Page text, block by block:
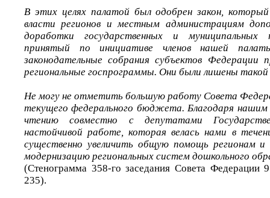
В этих целях палатой был одобрен закон,
власти регионов и местным администрациям
доработки государственных и
принятый по инициативе членов нашей
законодательные собрания субъектов Федерации
региональные госпрограммы. Они были лишены
Не могу не отметить большую работу Совета
текущего федерального бюджета. Благодаря нашим
чтению совместно с депутатами
настойчивой работе, которая велась нами в
существенно увеличить общую помощь регионам и
модернизацию региональных систем дошкольного
(Стенограмма 358-го заседания Совета Федерации
235).